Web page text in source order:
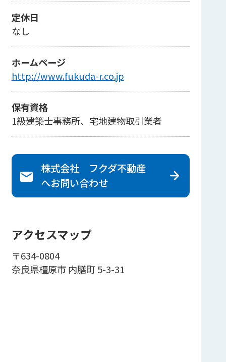
定休日
なし
ホームページ
http://www.fukuda-r.co.jp
保有資格
1級建築士事務所、宅地建物取引業者
株式会社 フクダ不動産
へお問い合わせ
アクセスマップ
〒634-0804
奈良県橿原市 内膳町 5-3-31